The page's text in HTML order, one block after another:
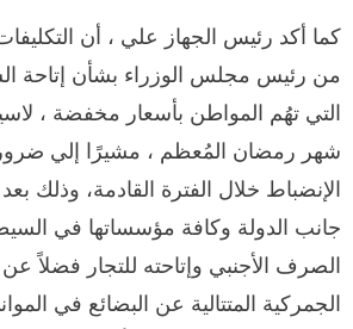
كما أكد رئيس الجهاز علي ، أن
من رئيس مجلس الوزراء بشأن إتاحة
التي تهُم المواطن بأسعار مخفضة ،
شهر رمضان المُعظم ، مشيرًا إلي
الإنضباط خلال الفترة القادمة، وذلك
جانب الدولة وكافة مؤسساتها في
الصرف الأجنبي وإتاحته للتجار فضلاً
الجمركية المتتالية عن البضائع في